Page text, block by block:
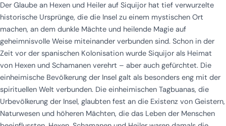
Der Glaube an Hexen und Heiler auf Siquijor hat tief verwurzelte
historische Ursprünge, die die Insel zu einem mystischen Ort
machen, an dem dunkle Mächte und heilende Magie auf
geheimnisvolle Weise miteinander verbunden sind. Schon in der
Zeit vor der spanischen Kolonisation wurde Siquijor als Heimat
von Hexen und Schamanen verehrt – aber auch gefürchtet. Die
einheimische Bevölkerung der Insel galt als besonders eng mit der
spirituellen Welt verbunden. Die einheimischen Tagbuanas, die
Urbevölkerung der Insel, glaubten fest an die Existenz von Geistern,
Naturwesen und höheren Mächten, die das Leben der Menschen